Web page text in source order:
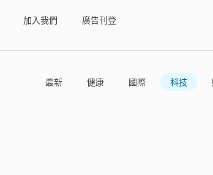
加入我們 廣告刊登
最新 健康 國際 科技